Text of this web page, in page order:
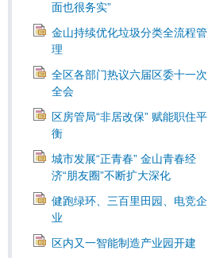
面也很务实”
金山持续优化垃圾分类全流程管
理
全区各部门热议六届区委十一次
全会
区房管局“非居改保” 赋能职住平
衡
城市发展“正青春” 金山青春经
济“朋友圈”不断扩大深化
健跑绿环、三百里田园、电竞企
业
区内又一智能制造产业园开建